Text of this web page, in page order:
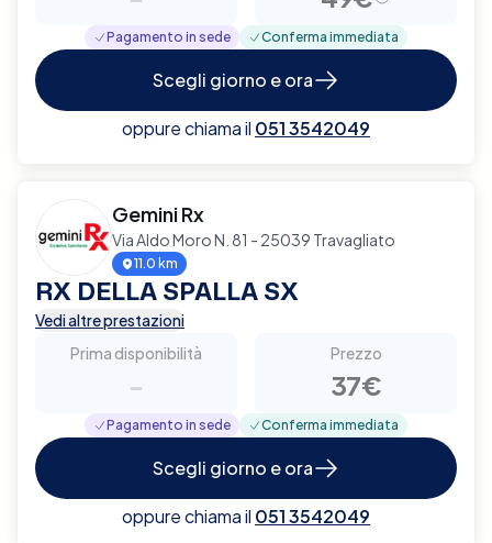
Pagamento in sede Conferma immediata
Scegli giorno e ora
oppure chiama il 051 3542049
Gemini Rx
Via Aldo Moro N. 81 - 25039 Travagliato
11.0 km
RX DELLA SPALLA SX
Vedi altre prestazioni
Prima disponibilità
-
Prezzo
37€
Pagamento in sede Conferma immediata
Scegli giorno e ora
oppure chiama il 051 3542049